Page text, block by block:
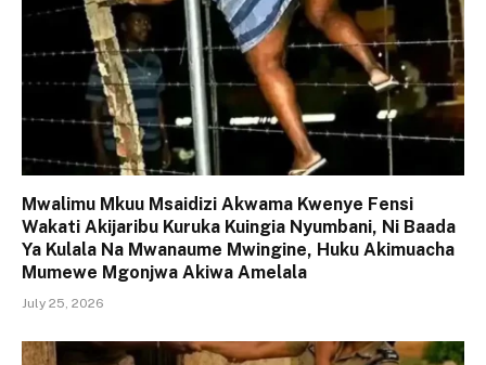
Mwalimu Mkuu Msaidizi Akwama Kwenye Fensi
Wakati Akijaribu Kuruka Kuingia Nyumbani, Ni Baada
Ya Kulala Na Mwanaume Mwingine, Huku Akimuacha
Mumewe Mgonjwa Akiwa Amelala
July 25, 2026